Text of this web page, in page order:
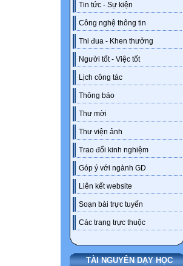
Tin tức - Sự kiện
Công nghệ thông tin
Thi đua - Khen thưởng
Người tốt - Việc tốt
Lịch công tác
Thông báo
Thư mời
Thư viện ảnh
Trao đổi kinh nghiệm
Góp ý với ngành GD
Liên kết website
Soạn bài trực tuyến
Các trang trực thuộc
TÀI NGUYÊN DẠY HỌC